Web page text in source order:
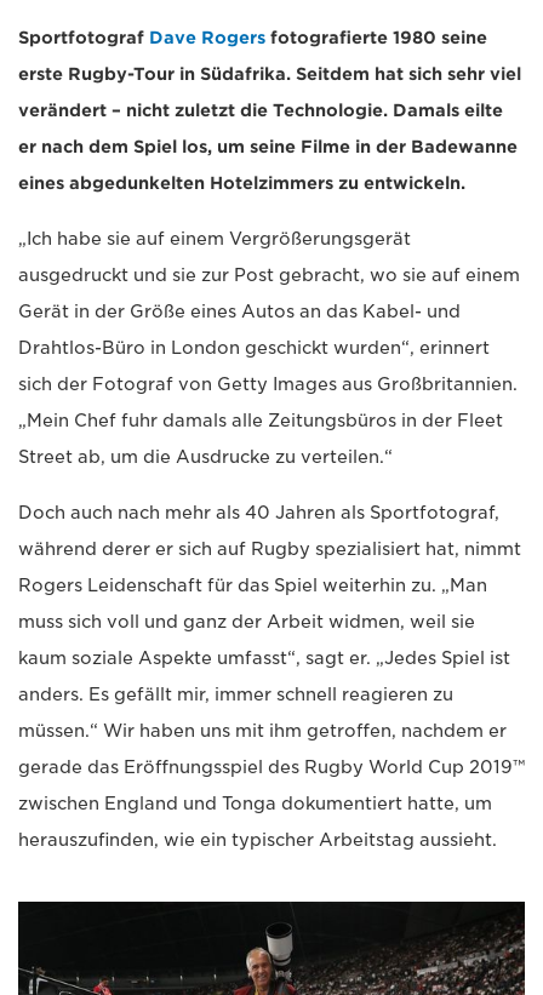
Sportfotograf Dave Rogers fotografierte 1980 seine
erste Rugby-Tour in Südafrika. Seitdem hat sich sehr viel
verändert – nicht zuletzt die Technologie. Damals eilte
er nach dem Spiel los, um seine Filme in der Badewanne
eines abgedunkelten Hotelzimmers zu entwickeln.
„Ich habe sie auf einem Vergrößerungsgerät
ausgedruckt und sie zur Post gebracht, wo sie auf einem
Gerät in der Größe eines Autos an das Kabel- und
Drahtlos-Büro in London geschickt wurden“, erinnert
sich der Fotograf von Getty Images aus Großbritannien.
„Mein Chef fuhr damals alle Zeitungsbüros in der Fleet
Street ab, um die Ausdrucke zu verteilen.“
Doch auch nach mehr als 40 Jahren als Sportfotograf,
während derer er sich auf Rugby spezialisiert hat, nimmt
Rogers Leidenschaft für das Spiel weiterhin zu. „Man
muss sich voll und ganz der Arbeit widmen, weil sie
kaum soziale Aspekte umfasst“, sagt er. „Jedes Spiel ist
anders. Es gefällt mir, immer schnell reagieren zu
müssen.“ Wir haben uns mit ihm getroffen, nachdem er
gerade das Eröffnungsspiel des Rugby World Cup 2019™
zwischen England und Tonga dokumentiert hatte, um
herauszufinden, wie ein typischer Arbeitstag aussieht.